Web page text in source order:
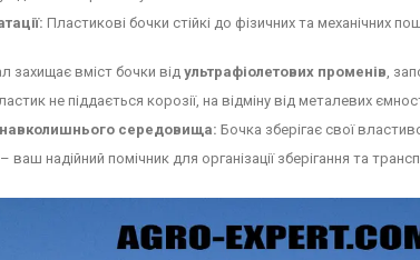
Пластикові бочки стійкі до фізичних та механічних
захищає вміст бочки від ультрафіолетових променів ,
не піддається корозії, на відміну від металевих
навколишнього середовища: Бочка зберігає свої
– ваш надійний помічник для організації зберігання та